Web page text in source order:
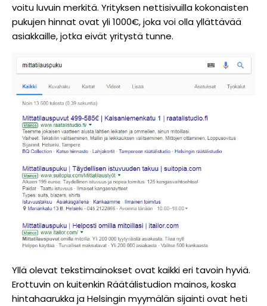
voitu luvuin merkitä. Yrityksen nettisivuilla kokonaisten
pukujen hinnat ovat yli 1000€, joka voi olla yllättävää
asiakkaille, jotka eivät yritystä tunne.
Yllä olevat tekstimainokset ovat kaikki eri tavoin hyviä.
Erottuvin on kuitenkin Räätälistudion mainos, koska
hintahaarukka ja Helsingin myymälän sijainti ovat heti